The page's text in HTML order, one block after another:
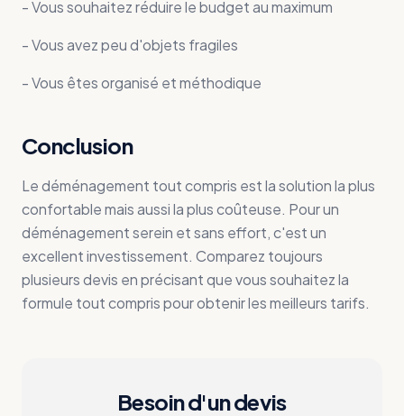
- Vous souhaitez réduire le budget au maximum
- Vous avez peu d'objets fragiles
- Vous êtes organisé et méthodique
Conclusion
Le déménagement tout compris est la solution la plus
confortable mais aussi la plus coûteuse. Pour un
déménagement serein et sans effort, c'est un
excellent investissement. Comparez toujours
plusieurs devis en précisant que vous souhaitez la
formule tout compris pour obtenir les meilleurs tarifs.
Besoin d'un devis